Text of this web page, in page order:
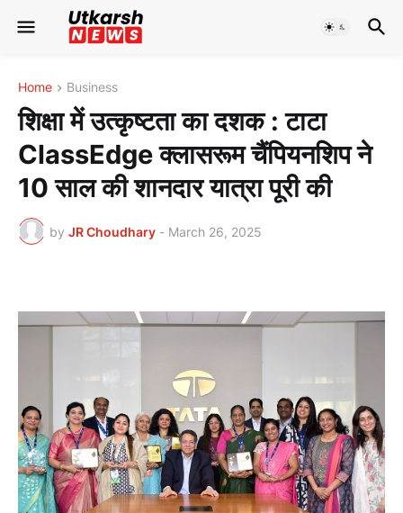
Home Business
शिक्षा में उत्कृष्टता का दशक : टाटा
ClassEdge क्लासरूम चैंपियनशिप ने
10 साल की शानदार यात्रा पूरी की
by JR Choudhary - March 26, 2025